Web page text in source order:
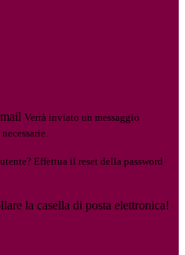
Verrà inviato un messaggio
Effettua il reset della password
la casella di posta elettronica!